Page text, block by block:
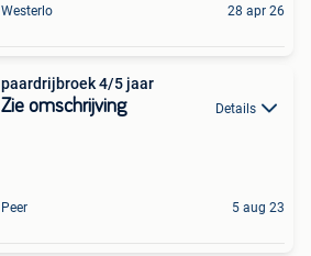
Westerlo 28 apr 26
paardrijbroek 4/5 jaar
Zie omschrijving Details
Peer 5 aug 23